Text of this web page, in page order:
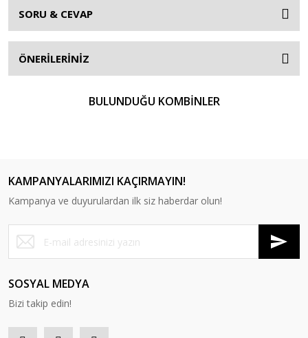
SORU & CEVAP
ÖNERİLERİNİZ
BULUNDUĞU KOMBİNLER
KAMPANYALARIMIZI KAÇIRMAYIN!
Kampanya ve duyurulardan ilk siz haberdar olun!
SOSYAL MEDYA
Bizi takip edin!